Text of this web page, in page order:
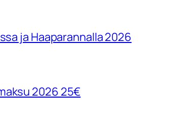
ja Haaparannalla 2026
2026 25€